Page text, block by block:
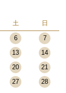
土 日
6
7
13
14
20
21
27
28